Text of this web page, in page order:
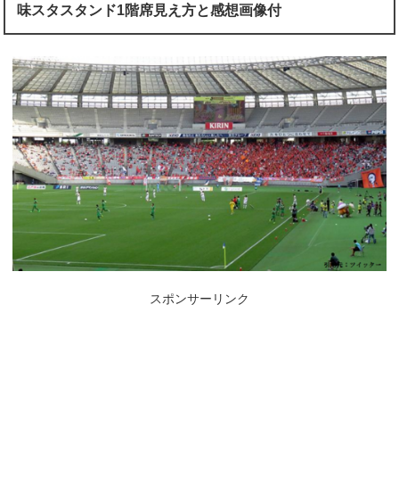
味スタスタンド1階席見え方と感想画像付
スポンサーリンク